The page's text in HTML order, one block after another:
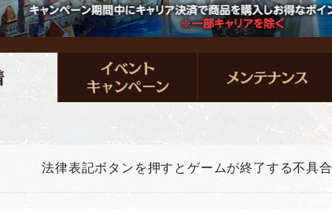
法律表記ボタンを押すとゲームが終了する不具合